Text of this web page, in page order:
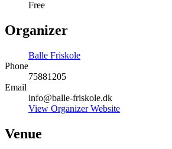
Free
Organizer
Balle Friskole
Phone
75881205
Email
info@balle-friskole.dk
View Organizer Website
Venue